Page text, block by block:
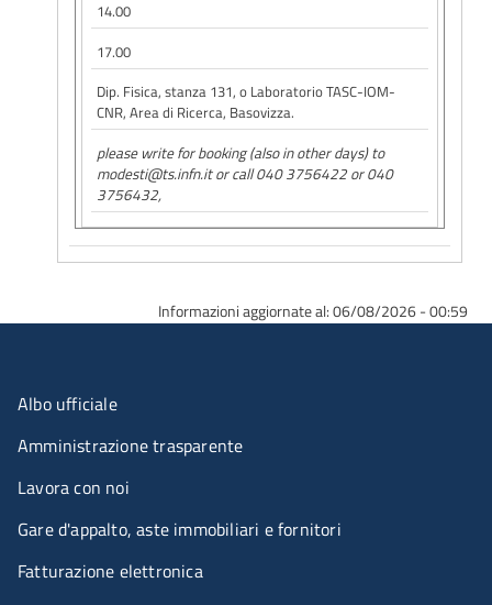
14.00
17.00
Dip. Fisica, stanza 131, o Laboratorio TASC-IOM-
CNR, Area di Ricerca, Basovizza.
please write for booking (also in other days) to
modesti@ts.infn.it or call 040 3756422 or 040
3756432,
Informazioni aggiornate al: 06/08/2026 - 00:59
Menu organizzazione
Albo ufficiale
Amministrazione trasparente
Lavora con noi
Gare d'appalto, aste immobiliari e fornitori
Fatturazione elettronica